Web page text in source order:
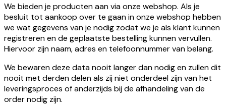
We bieden je producten aan via onze webshop. Als je
besluit tot aankoop over te gaan in onze webshop hebben
we wat gegevens van je nodig zodat we je als klant kunnen
registreren en de geplaatste bestelling kunnen vervullen.
Hiervoor zijn naam, adres en telefoonnummer van belang.
We bewaren deze data nooit langer dan nodig en zullen dit
nooit met derden delen als zij niet onderdeel zijn van het
leveringsproces of anderzijds bij de afhandeling van de
order nodig zijn.